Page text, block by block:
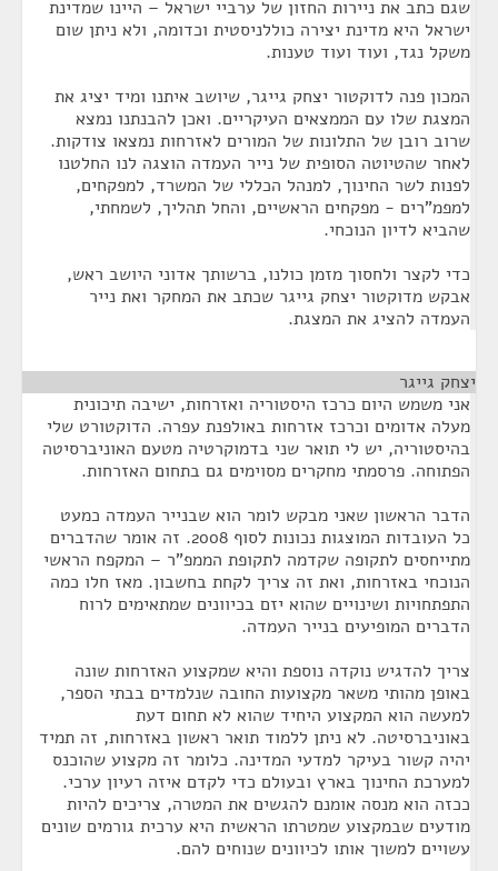
שגם כתב את ניירות החזון של ערביי ישראל – היינו שמדינת
ישראל היא מדינת יצירה כוללניסטית וכדומה, ולא ניתן שום
משקל נגד, ועוד ועוד טענות.
המכון פנה לדוקטור יצחק גייגר, שיושב איתנו ומיד יציג את
המצגת שלו עם הממצאים העיקריים. ואכן להבנתנו נמצא
שרוב רובן של התלונות של המורים לאזרחות נמצאו צודקות.
לאחר שהטיוטה הסופית של נייר העמדה הוצגה לנו החלטנו
לפנות לשר החינוך, למנהל הכללי של המשרד, למפקחים,
למפמ"רים - מפקחים הראשיים, והחל תהליך, לשמחתי,
שהביא לדיון הנוכחי.
כדי לקצר ולחסוך מזמן כולנו, ברשותך אדוני היושב ראש,
אבקש מדוקטור יצחק גייגר שכתב את המחקר ואת נייר
העמדה להציג את המצגת.
יצחק גייגר
אני משמש היום כרכז היסטוריה ואזרחות, ישיבה תיכונית
מעלה אדומים וכרכז אזרחות באולפנת עפרה. הדוקטורט שלי
בהיסטוריה, יש לי תואר שני בדמוקרטיה מטעם האוניברסיטה
הפתוחה. פרסמתי מחקרים מסוימים גם בתחום האזרחות.
הדבר הראשון שאני מבקש לומר הוא שבנייר העמדה כמעט
כל העובדות המוצגות נכונות לסוף 2008. זה אומר שהדברים
מתייחסים לתקופה שקדמה לתקופת הממפ"ר – המקפח הראשי
הנוכחי באזרחות, ואת זה צריך לקחת בחשבון. מאז חלו כמה
התפתחויות ושינויים שהוא יזם בכיוונים שמתאימים לרוח
הדברים המופיעים בנייר העמדה.
צריך להדגיש נוקדה נוספת והיא שמקצוע האזרחות שונה
באופן מהותי משאר מקצועות החובה שנלמדים בבתי הספר,
למעשה הוא המקצוע היחיד שהוא לא תחום דעת
באוניברסיטה. לא ניתן ללמוד תואר ראשון באזרחות, זה תמיד
יהיה קשור בעיקר למדעי המדינה. כלומר זה מקצוע שהוכנס
למערכת החינוך בארץ ובעולם כדי לקדם איזה רעיון ערכי.
ככזה הוא מנסה אומנם להגשים את המטרה, צריכים להיות
מודעים שבמקצוע שמטרתו הראשית היא ערכית גורמים שונים
עשויים למשוך אותו לכיוונים שנוחים להם.